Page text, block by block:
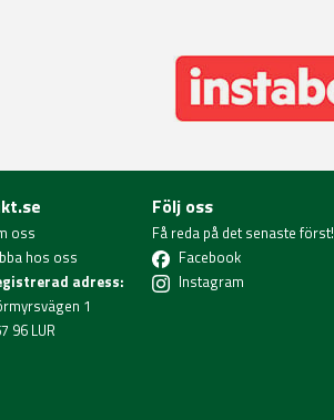
oss
hos oss
adress:
1
96 LUR
Följ oss
Få reda på det senaste först!
Facebook
Instagram